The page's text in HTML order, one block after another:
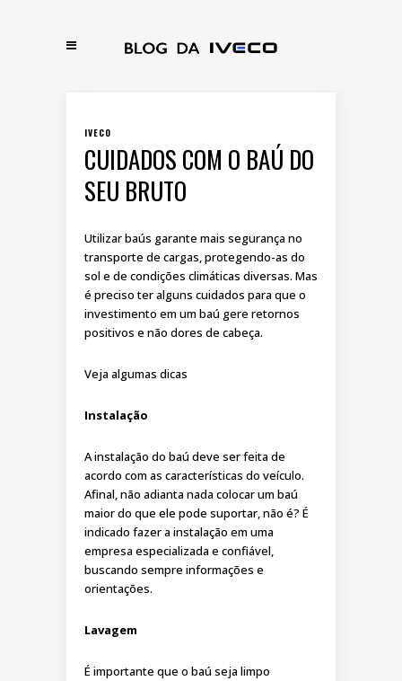
IVECO
CUIDADOS COM O BAÚ DO
SEU BRUTO
Utilizar baús garante mais segurança no
transporte de cargas, protegendo-as do
sol e de condições climáticas diversas. Mas
é preciso ter alguns cuidados para que o
investimento em um baú gere retornos
positivos e não dores de cabeça.
Veja algumas dicas
Instalação
A instalação do baú deve ser feita de
acordo com as características do veículo.
Afinal, não adianta nada colocar um baú
maior do que ele pode suportar, não é? É
indicado fazer a instalação em uma
empresa especializada e confiável,
buscando sempre informações e
orientações.
Lavagem
É importante que o baú seja limpo